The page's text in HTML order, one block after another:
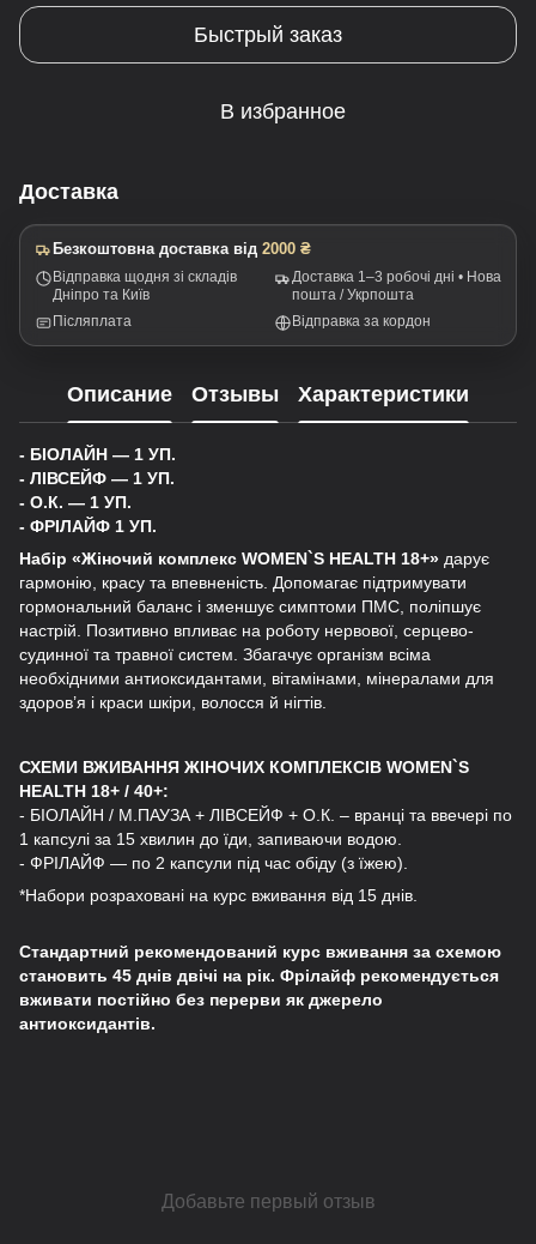
Быстрый заказ
В избранное
Доставка
Безкоштовна доставка від 2000 ₴
Відправка щодня зі складів
Дніпро та Київ
Доставка 1–3 робочі дні • Нова
пошта / Укрпошта
Післяплата
Відправка за кордон
Описание Отзывы Характеристики
- БІОЛАЙН — 1 УП.
- ЛІВСЕЙФ — 1 УП.
- О.К. — 1 УП.
- ФРІЛАЙФ 1 УП.
Набір «Жіночий комплекс WOMEN`S HEALTH 18+» дарує
гармонію, красу та впевненість. Допомагає підтримувати
гормональний баланс і зменшує симптоми ПМС, поліпшує
настрій. Позитивно впливає на роботу нервової, серцево-
судинної та травної систем. Збагачує організм всіма
необхідними антиоксидантами, вітамінами, мінералами для
здоров’я і краси шкіри, волосся й нігтів.
СХЕМИ ВЖИВАННЯ ЖІНОЧИХ КОМПЛЕКСІВ WOMEN`S
HEALTH 18+ / 40+:
- БІОЛАЙН / М.ПАУЗА + ЛІВСЕЙФ + О.К. – вранці та ввечері по
1 капсулі за 15 хвилин до їди, запиваючи водою.
- ФРІЛАЙФ — по 2 капсули під час обіду (з їжею).
*Набори розраховані на курс вживання від 15 днів.
Стандартний рекомендований курс вживання за схемою
становить 45 днів двічі на рік. Фрілайф рекомендується
вживати постійно без перерви як джерело
антиоксидантів.
Добавьте первый отзыв